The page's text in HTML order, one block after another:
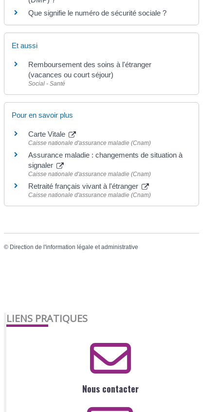
Que signifie le numéro de sécurité sociale ?
Et aussi
Remboursement des soins à l'étranger
(vacances ou court séjour)
Social - Santé
Pour en savoir plus
Carte Vitale
Caisse nationale d'assurance maladie (Cnam)
Assurance maladie : changements de situation à
signaler
Caisse nationale d'assurance maladie (Cnam)
Retraité français vivant à l'étranger
Caisse nationale d'assurance maladie (Cnam)
© Direction de l'information légale et administrative
LIENS PRATIQUES
Nous contacter